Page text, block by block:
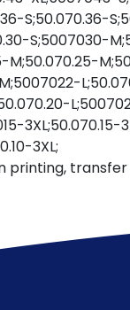
S;50.070.36-
S;5007030-
3XL;50.070.15-
3XL;
printing,